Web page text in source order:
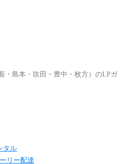
・島本・吹田・豊中・枚方）のLPガ
タル
リー配達